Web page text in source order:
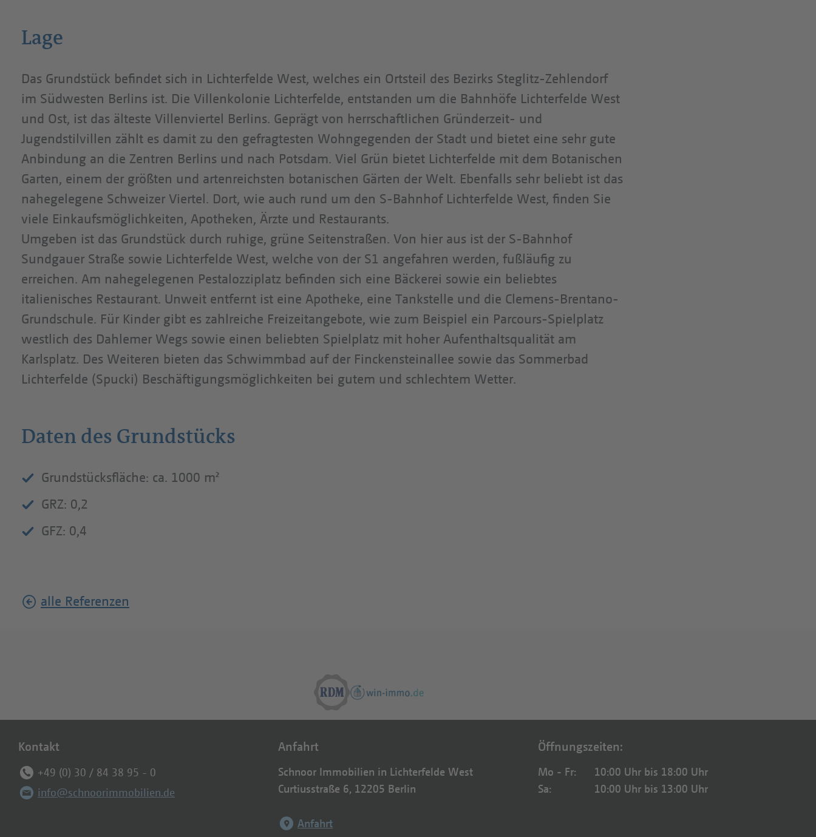
Lage
Das Grundstück befindet sich in Lichterfelde West, welches ein Ortsteil des Bezirks Steglitz-Zehlendorf
im Südwesten Berlins ist. Die Villenkolonie Lichterfelde, entstanden um die Bahnhöfe Lichterfelde West
und Ost, ist das älteste Villenviertel Berlins. Geprägt von herrschaftlichen Gründerzeit- und
Jugendstilvillen zählt es damit zu den gefragtesten Wohngegenden der Stadt und bietet eine sehr gute
Anbindung an die Zentren Berlins und nach Potsdam. Viel Grün bietet Lichterfelde mit dem Botanischen
Garten, einem der größten und artenreichsten botanischen Gärten der Welt. Ebenfalls sehr beliebt ist das
nahegelegene Schweizer Viertel. Dort, wie auch rund um den S-Bahnhof Lichterfelde West, finden Sie
viele Einkaufsmöglichkeiten, Apotheken, Ärzte und Restaurants.
Umgeben ist das Grundstück durch ruhige, grüne Seitenstraßen. Von hier aus ist der S-Bahnhof
Sundgauer Straße sowie Lichterfelde West, welche von der S1 angefahren werden, fußläufig zu
erreichen. Am nahegelegenen Pestalozziplatz befinden sich eine Bäckerei sowie ein beliebtes
italienisches Restaurant. Unweit entfernt ist eine Apotheke, eine Tankstelle und die Clemens-Brentano-
Grundschule. Für Kinder gibt es zahlreiche Freizeitangebote, wie zum Beispiel ein Parcours-Spielplatz
westlich des Dahlemer Wegs sowie einen beliebten Spielplatz mit hoher Aufenthaltsqualität am
Karlsplatz. Des Weiteren bieten das Schwimmbad auf der Finckensteinallee sowie das Sommerbad
Lichterfelde (Spucki) Beschäftigungsmöglichkeiten bei gutem und schlechtem Wetter.
Daten des Grundstücks
Grundstücksfläche: ca. 1000 m²
GRZ: 0,2
GFZ: 0,4
alle Referenzen
Kontakt
+49 (0) 30 / 84 38 95 - 0
info@schnoorimmobilien.de
Anfahrt
Schnoor Immobilien in Lichterfelde West
Curtiusstraße 6, 12205 Berlin
Anfahrt
Öffnungszeiten:
Mo - Fr:
10:00 Uhr bis 18:00 Uhr
Sa:
10:00 Uhr bis 13:00 Uhr